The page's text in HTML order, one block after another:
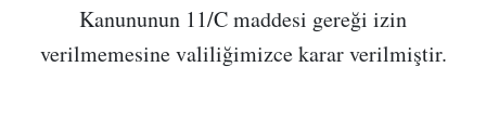
Kanununun 11/C maddesi gereği izin
verilmemesine valiliğimizce karar verilmiştir.